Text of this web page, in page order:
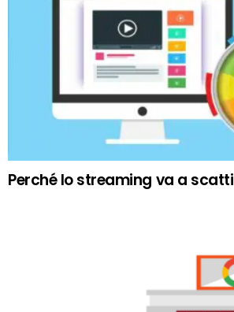
Perché lo streaming va a scatti